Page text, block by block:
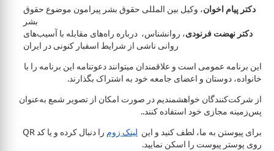
دکتر پیام اخوان، وكيل بين المللى حقوق بشر پيرامون موضوع حقوق
بشر
دکتر نهضت فرنودی، روانشناس، درباره راه‌های مقابله با آسیب‌های
روانی ناشى از شرايط اسفبار كنونى در ايران
این برنامه عمومی است و علاقمندان ميتوانند دعوتنامه اين برنامه را با
خانواده، دوستان و اعضای جامعه خود به اشتراک بگذارند.
از شرکت‌کنندگان خواهشمندیم در صورت امكان از تصویر شمع به‌عنوان
پس‌زمینه مجازی خود استفاده کنند..
برای پیوستن به ما، لطف کنید و این لینک زوم
را دنبال کرده و یا کد QR
روی پوستر پیوست را اسکن نمایید.